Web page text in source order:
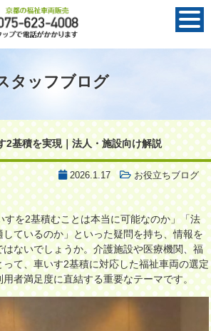
タッフブログ
2基積を実現｜法人・施設向け解説
2026.1.17 お役立ちブログ
すを2基積むことは本当に可能なのか」「法
しているのか」といった疑問を持ち、情報を
ないでしょうか。介護施設や医療機関、福
て、車いす2基積に対応した福祉車両の選定
者満足度に直結する重要なテーマです。